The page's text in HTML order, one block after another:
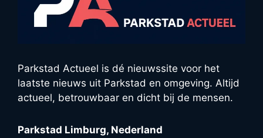
Parkstad Actueel is dé nieuwssite voor het
laatste nieuws uit Parkstad en omgeving. Altijd
actueel, betrouwbaar en dicht bij de mensen.
Parkstad Limburg, Nederland